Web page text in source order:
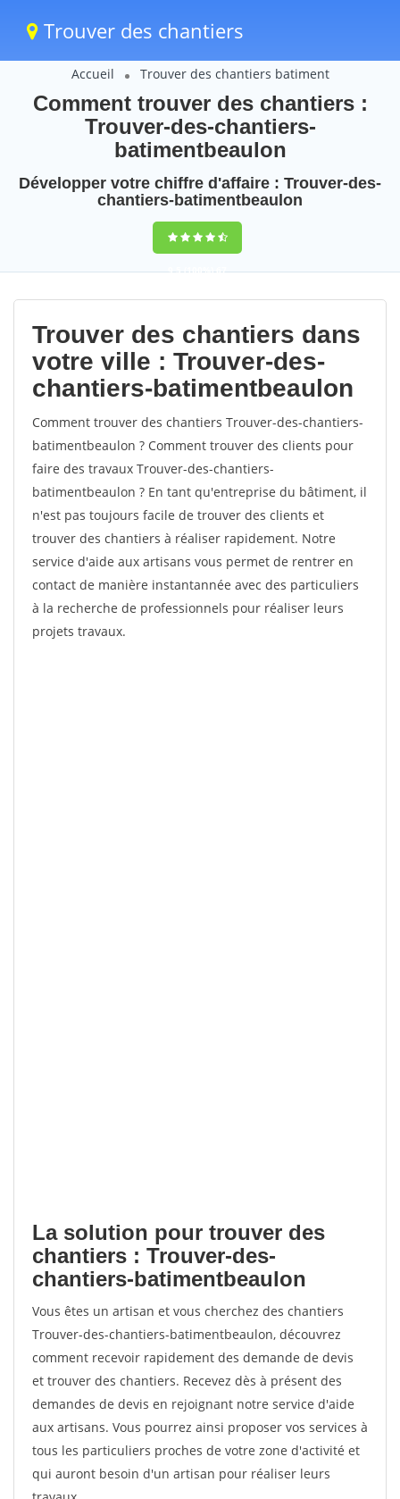
Trouver des chantiers
Accueil Trouver des chantiers batiment
Comment trouver des chantiers :
Trouver-des-chantiers-
batimentbeaulon
Développer votre chiffre d'affaire : Trouver-des-
chantiers-batimentbeaulon
9,5(100%)67
votes
Trouver des chantiers dans
votre ville : Trouver-des-
chantiers-batimentbeaulon
Comment trouver des chantiers Trouver-des-chantiers-
batimentbeaulon ? Comment trouver des clients pour
faire des travaux Trouver-des-chantiers-
batimentbeaulon ? En tant qu'entreprise du bâtiment, il
n'est pas toujours facile de trouver des clients et
trouver des chantiers à réaliser rapidement. Notre
service d'aide aux artisans vous permet de rentrer en
contact de manière instantannée avec des particuliers
à la recherche de professionnels pour réaliser leurs
projets travaux.
La solution pour trouver des
chantiers : Trouver-des-
chantiers-batimentbeaulon
Vous êtes un artisan et vous cherchez des chantiers
Trouver-des-chantiers-batimentbeaulon, découvrez
comment recevoir rapidement des demande de devis
et trouver des chantiers. Recevez dès à présent des
demandes de devis en rejoignant notre service d'aide
aux artisans. Vous pourrez ainsi proposer vos services à
tous les particuliers proches de votre zone d'activité et
qui auront besoin d'un artisan pour réaliser leurs